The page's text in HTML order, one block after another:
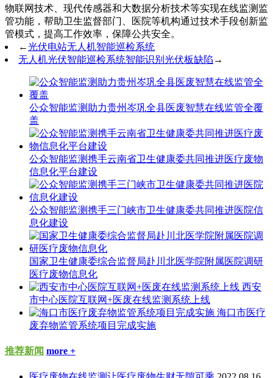
物联网技术、现代传感器和大数据分析技术等实现在线监测监
管功能，帮助卫生监督部门、医院等机构通过技术手段创新监
管模式，提高工作效率，保障公共安全。
←光伏电站无人机智能巡检系统
无人机光伏智能巡检系统智能识别光伏板缺陷 →
公众智能监测助力贵州岑巩全县医废智慧在线监管全覆
盖
公众智能监测携手云南省卫生健康委共同推进医疗废物
信息化平台建设
公众智能监测携手三门峡市卫生健康委共同推进医院信
息化建设
国家卫生健康委综合监督局赴川北医学院附属医院调研
医疗废物信息化
西安
市中心医院互联网+医废在线监测系统上线
海口市医疗
废弃物监管系统项目完成实施
推荐新闻 more +